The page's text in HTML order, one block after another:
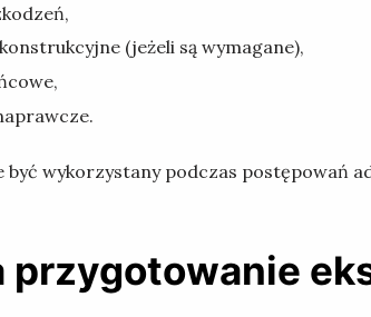
(jeżeli są wymagane),
być wykorzystany podczas postępowań
przygotowanie